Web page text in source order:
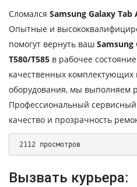
Сломался Samsung Galaxy Tab
Опытные и
помогут вернуть ваш Samsung
T580/T585 в рабочее
качественных комплектующих
оборудования, мы выполняем
Профессиональный
качество и прозрачность
2112 просмотров
Вызвать курьера: